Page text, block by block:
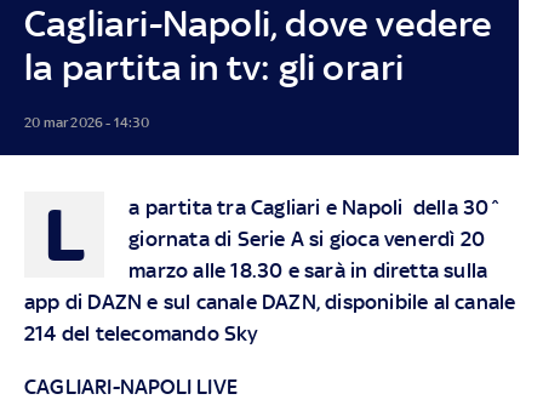
Cagliari-Napoli, dove vedere
la partita in tv: gli orari
20 mar 2026 - 14:30
L
a partita tra Cagliari e Napoli della 30^
giornata di Serie A si gioca venerdì 20
marzo alle 18.30 e sarà in diretta sulla
app di DAZN e sul canale DAZN, disponibile al canale
214 del telecomando Sky
CAGLIARI-NAPOLI LIVE